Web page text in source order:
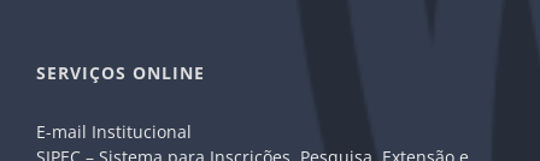
SERVIÇOS ONLINE
E-mail Institucional